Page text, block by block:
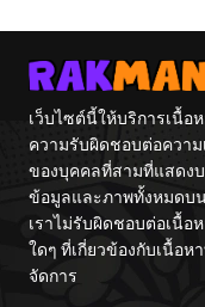
Sareru Mae ni
Tsuihou
Shimashita.:
Skill o Ubau
“Steal” tte
Akuyakusugiru
kedo
Tsuyosugiru
wo
เว็บไซต์นี้ให้บริการเนื้อ
ความรับผิดชอบต่อควา
ของบุคคลที่สามที่แสดงบ
ข้อมูลและภาพทั้งหมดบน
เราไม่รับผิดชอบต่อเนื้
ใดๆ ที่เกี่ยวข้องกับเนื้อ
จัดการ